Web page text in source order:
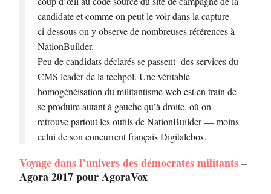
candidate et comme on peut le voir dans la capture
ci-dessous on y observe de nombreuses références à
NationBuilder.
Peu de candidats déclarés se passent des services du
CMS leader de la techpol. Une véritable
homogénéisation du militantisme web est en train de
se produire autant à gauche qu’à droite, où on
retrouve partout les outils de NationBuilder — moins
celui de son concurrent français Digitalebox.
Voyage dans l’univers des démocrates militants–
Agora 2017 pour AgoraVox